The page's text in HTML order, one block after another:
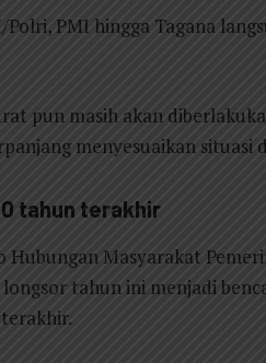
Polri, PMI hingga Tagana
pun masih akan
menyesuaikan situasi
tahun terakhir
Masyarakat
tahun ini menjadi